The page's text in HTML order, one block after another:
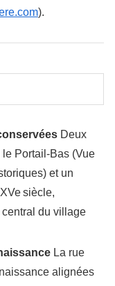
).
Deux
Portail-Bas (Vue
et un
siècle,
du village
La rue
alignées